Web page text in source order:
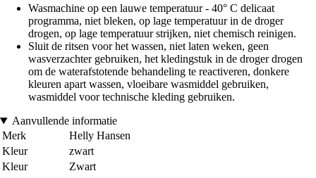
Wasmachine op een lauwe temperatuur - 40° C delicaat
programma, niet bleken, op lage temperatuur in de droger
drogen, op lage temperatuur strijken, niet chemisch reinigen.
Sluit de ritsen voor het wassen, niet laten weken, geen
wasverzachter gebruiken, het kledingstuk in de droger drogen
om de waterafstotende behandeling te reactiveren, donkere
kleuren apart wassen, vloeibare wasmiddel gebruiken,
wasmiddel voor technische kleding gebruiken.
Aanvullende informatie
Merk
Helly Hansen
Kleur
zwart
Kleur
Zwart